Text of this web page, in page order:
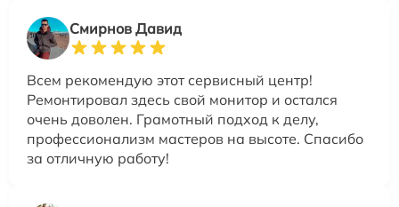
Смирнов Давид
Всем рекомендую этот сервисный центр!
Ремонтировал здесь свой монитор и остался
очень доволен. Грамотный подход к делу,
профессионализм мастеров на высоте. Спасибо
за отличную работу!